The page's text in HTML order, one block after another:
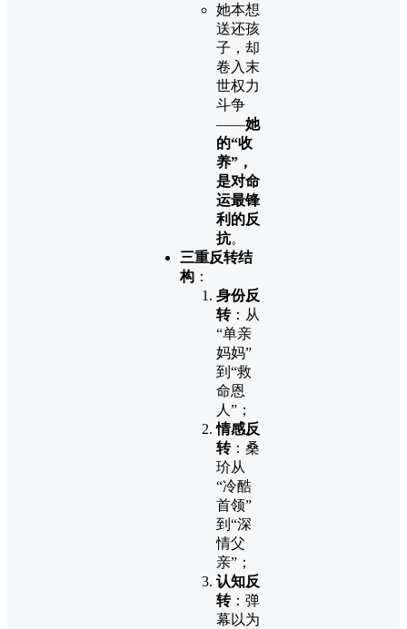
她本想
送还孩
子，却
卷入末
世权力
斗争
——她
的“收
养”，
是对命
运最锋
利的反
抗。
三重反转结
构 ：
身份反
转：从
“单亲
妈妈”
到“救
命恩
人”；
情感反
转：桑
玠从
“冷酷
首领”
到“深
情父
亲”；
认知反
转：弹
幕以为